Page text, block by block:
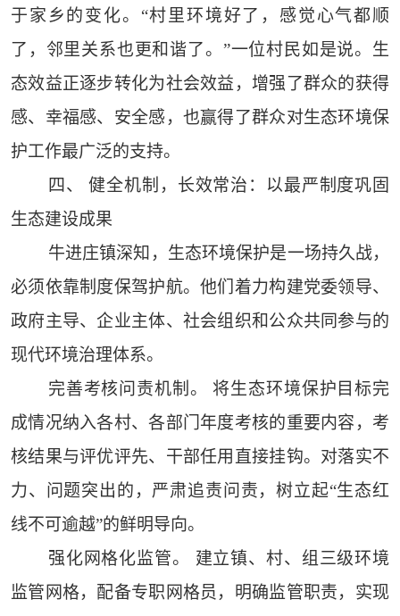
于家乡的变化。“村里环境好了，感觉心气都顺
了，邻里关系也更和谐了。”一位村民如是说。生
态效益正逐步转化为社会效益，增强了群众的获得
感、幸福感、安全感，也赢得了群众对生态环境保
护工作最广泛的支持。
四、 健全机制，长效常治：以最严制度巩固
生态建设成果
牛进庄镇深知，生态环境保护是一场持久战，
必须依靠制度保驾护航。他们着力构建党委领导、
政府主导、企业主体、社会组织和公众共同参与的
现代环境治理体系。
完善考核问责机制。 将生态环境保护目标完
成情况纳入各村、各部门年度考核的重要内容，考
核结果与评优评先、干部任用直接挂钩。对落实不
力、问题突出的，严肃追责问责，树立起“生态红
线不可逾越”的鲜明导向。
强化网格化监管。 建立镇、村、组三级环境
监管网格，配备专职网格员，明确监管职责，实现